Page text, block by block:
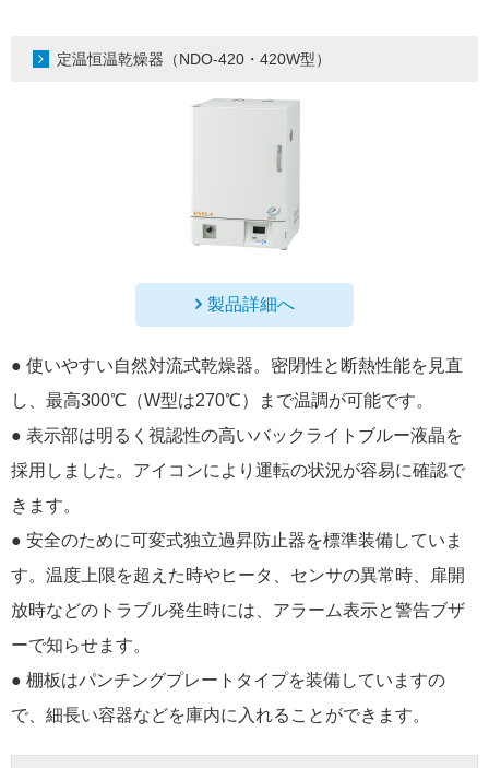
定温恒温乾燥器（NDO-420・420W型）
製品詳細へ
● 使いやすい自然対流式乾燥器。密閉性と断熱性能を見直
し、最高300℃（W型は270℃）まで温調が可能です。
● 表示部は明るく視認性の高いバックライトブルー液晶を
採用しました。アイコンにより運転の状況が容易に確認で
きます。
● 安全のために可変式独立過昇防止器を標準装備していま
す。温度上限を超えた時やヒータ、センサの異常時、扉開
放時などのトラブル発生時には、アラーム表示と警告ブザ
ーで知らせます。
● 棚板はパンチングプレートタイプを装備していますの
で、細長い容器などを庫内に入れることができます。